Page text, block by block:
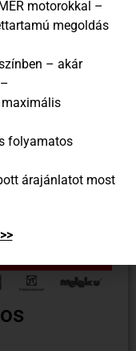
motorokkal –
megoldás
– akár
folyamatos
árajánlatot most